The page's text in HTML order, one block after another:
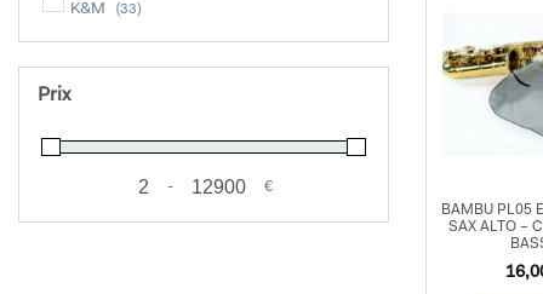
Pianos - Claviers
K&M (33)
KORG
MANHASSET (9)
(1)
Prix
- €
BAMBU PL05
SAX ALTO –